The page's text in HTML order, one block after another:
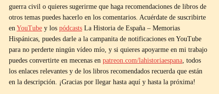
guerra civil o quieres sugerirme que haga recomendaciones de libros de
otros temas puedes hacerlo en los comentarios. Acuérdate de suscribirte
en YouTube y los pódcasts La Historia de España – Memorias
Hispánicas, puedes darle a la campanita de notificaciones en YouTube
para no perderte ningún vídeo mío, y si quieres apoyarme en mi trabajo
puedes convertirte en mecenas en patreon.com/lahistoriaespana, todos
los enlaces relevantes y de los libros recomendados recuerda que están
en la descripción. ¡Gracias por llegar hasta aquí y hasta la próxima!